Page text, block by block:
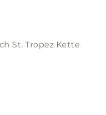
St. Tropez Kette